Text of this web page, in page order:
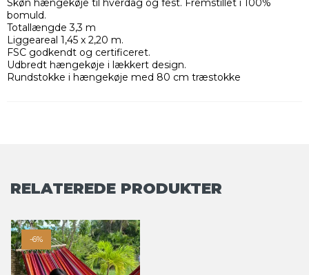
Skøn hængekøje til hverdag og fest. Fremstillet i 100%
bomuld.
Totallængde 3,3 m
Liggeareal 1,45 x 2,20 m.
FSC godkendt og certificeret.
Udbredt hængekøje i lækkert design.
Rundstokke i hængekøje med 80 cm træstokke
RELATEREDE PRODUKTER
-6%